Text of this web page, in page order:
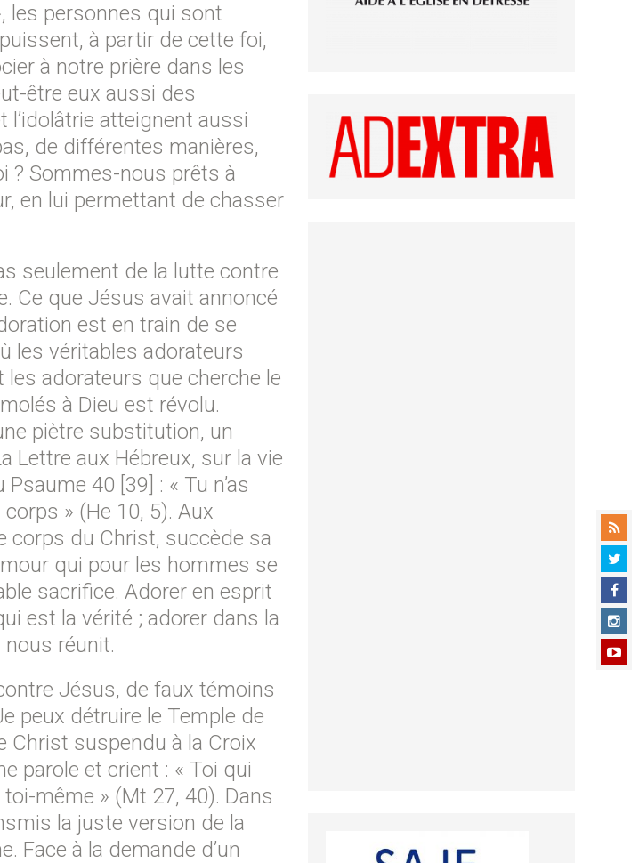
les personnes qui sont
à partir de cette foi,
à notre prière dans les
être eux aussi des
l’idolâtrie atteignent aussi
de différentes manières,
? Sommes-nous prêts à
en lui permettant de chasser
seulement de la lutte contre
Ce que Jésus avait annoncé
est en train de se
les véritables adorateurs
les adorateurs que cherche le
à Dieu est révolu.
piètre substitution, un
Lettre aux Hébreux, sur la vie
40 [39] : « Tu n’as
» (He 10, 5). Aux
corps du Christ, succède sa
qui pour les hommes se
sacrifice. Adorer en esprit
est la vérité ; adorer dans la
réunit.
Jésus, de faux témoins
peux détruire le Temple de
Christ suspendu à la Croix
parole et crient : « Toi qui
même » (Mt 27, 40). Dans
la juste version de la
Face à la demande d’un